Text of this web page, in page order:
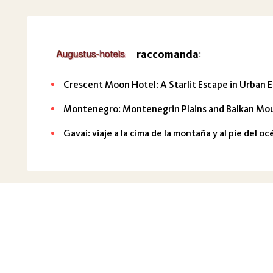
raccomanda:
Crescent Moon Hotel: A Starlit Escape in Urban
Montenegro: Montenegrin Plains and Balkan
Gavai: viaje a la cima de la montaña y al pie del